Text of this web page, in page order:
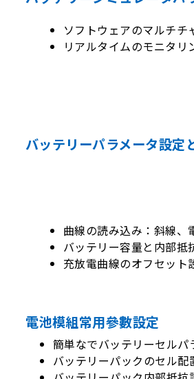
ソフトウェアのマルチ
リアルタイムのモニタ
バッテリーパラメータ設定
曲線の読み込み：斜線、
バッテリー容量と内部抵
充放電曲線のオフセット
電池模組常用參數設定
簡単なでバッテリーセル
バッテリーパックのセル